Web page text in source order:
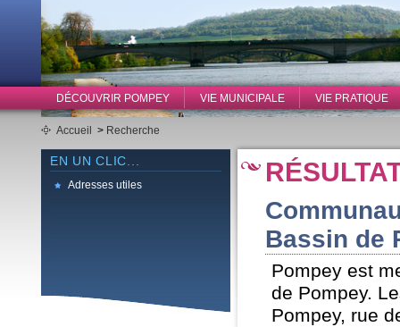
DÉCOUVRIR POMPEY VIE MUNICIPALE VIE PRATIQUE
Accueil > Recherche
EN UN CLIC...
Adresses utiles
Bassin de
Pompey est
de Pompey.
Pompey, rue